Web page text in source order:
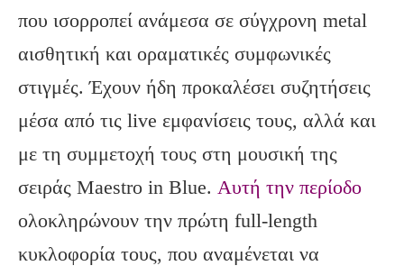
που ισορροπεί ανάμεσα σε σύγχρονη metal
αισθητική και οραματικές συμφωνικές
στιγμές. Έχουν ήδη προκαλέσει συζητήσεις
μέσα από τις live εμφανίσεις τους, αλλά και
με τη συμμετοχή τους στη μουσική της
σειράς Maestro in Blue. Αυτή την περίοδο
ολοκληρώνουν την πρώτη full-length
κυκλοφορία τους, που αναμένεται να